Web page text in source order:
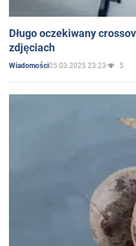
Długo oczekiwany
zdjęciach
Wiadomości05.03.2025 23:23 5